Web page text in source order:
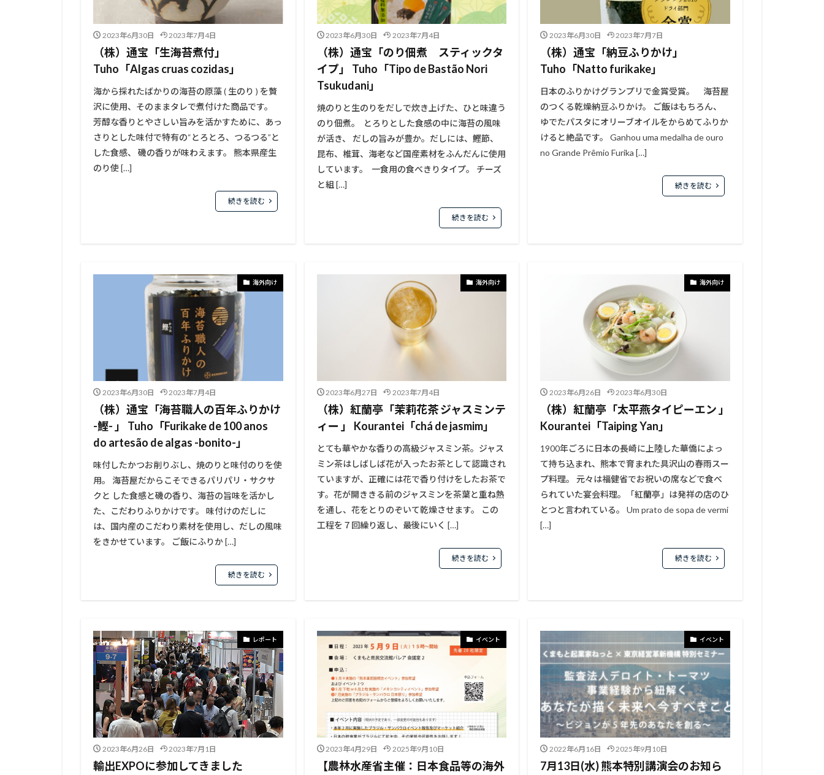
2023年6月30日 2023年7月4日
（株）通宝「生海苔煮付」
Tuho「Algas cruas cozidas」
海から採れたばかりの海苔の原藻 ( 生のり ) を贅
沢に使用、そのままタレで煮付けた商品です。
芳醇な香りとやさしい旨みを活かすために、あっ
さりとした味付で特有の“とろとろ、つるつる”と
した食感、 磯の香りが味わえます。 熊本県産生
のり使 […]
続きを読む
2023年6月30日 2023年7月4日
（株）通宝「のり佃煮 スティックタ
イプ」 Tuho「Tipo de Bastão Nori
Tsukudani」
焼のりと生のりをだしで炊き上げた、ひと味違う
のり佃煮。 とろりとした食感の中に海苔の風味
が活き、 だしの旨みが豊か。だしには、鰹節、
昆布、椎茸、海老など国産素材をふんだんに使用
しています。 一食用の食べきりタイプ。 チーズ
と組 […]
続きを読む
2023年6月30日 2023年7月7日
（株）通宝「納豆ふりかけ」
Tuho「Natto furikake」
日本のふりかけグランプリで金賞受賞。 海苔屋
のつくる乾燥納豆ふりかけ。 ご飯はもちろん、
ゆでたパスタにオリーブオイルをからめてふりか
けると絶品です。 Ganhou uma medalha de ouro
no Grande Prêmio Furika […]
続きを読む
海外向け
2023年6月30日 2023年7月4日
（株）通宝「海苔職人の百年ふりかけ
-鰹- 」 Tuho「Furikake de 100 anos
do artesão de algas -bonito-」
味付したかつお削りぶし、焼のりと味付のりを使
用。 海苔屋だからこそできるパリパリ・サクサ
クと した食感と磯の香り、海苔の旨味を活かし
た、こだわりふりかけです。 味付けのだしに
は、国内産のこだわり素材を使用し、だしの風味
をきかせています。 ご飯にふりか […]
続きを読む
海外向け
2023年6月27日 2023年7月4日
（株）紅蘭亭「茉莉花茶 ジャスミンテ
ィー 」 Kourantei「chá de jasmim」
とても華やかな香りの高級ジャスミン茶。ジャス
ミン茶はしばしば花が入ったお茶として認識され
ていますが、正確には花で香り付けをしたお茶で
す。花が開ききる前のジャスミンを茶葉と重ね熱
を通し、花をとりのぞいて乾燥させます。 この
工程を７回繰り返し、最後にいく […]
続きを読む
海外向け
2023年6月26日 2023年6月30日
（株）紅蘭亭「太平燕タイピーエン 」
Kourantei「Taiping Yan」
1900年ごろに日本の長崎に上陸した華僑によっ
て持ち込まれ、熊本で育まれた具沢山の春雨スー
プ料理。 元々は福健省でお祝いの席などで食べ
られていた宴会料理。「紅蘭亭」は発祥の店のひ
とつと言われている。 Um prato de sopa de vermi
[…]
続きを読む
レポート
2023年6月26日 2023年7月1日
輸出EXPOに参加してきました
イベント
2023年4月29日 2025年9月10日
【農林水産省主催：日本食品等の海外
イベント
2022年6月16日 2025年9月10日
7月13日(水) 熊本特別講演会のお知ら